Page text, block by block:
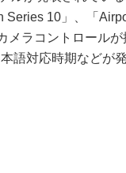
Series 10」、「
ラコントロールが
語対応時期などが